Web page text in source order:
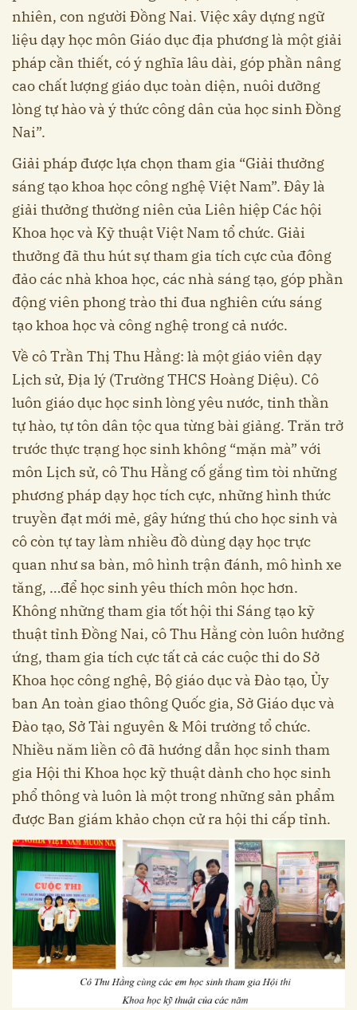
nhiên, con người Đồng Nai. Việc xây dựng ngữ
liệu dạy học môn Giáo dục địa phương là một giải
pháp cần thiết, có ý nghĩa lâu dài, góp phần nâng
cao chất lượng giáo dục toàn diện, nuôi dưỡng
lòng tự hào và ý thức công dân của học sinh Đồng
Nai”.
Giải pháp được lựa chọn tham gia “Giải thưởng
sáng tạo khoa học công nghệ Việt Nam”. Đây là
giải thưởng thường niên của Liên hiệp Các hội
Khoa học và Kỹ thuật Việt Nam tổ chức. Giải
thưởng đã thu hút sự tham gia tích cực của đông
đảo các nhà khoa học, các nhà sáng tạo, góp phần
động viên phong trào thi đua nghiên cứu sáng
tạo khoa học và công nghệ trong cả nước.
Về cô Trần Thị Thu Hằng: là một giáo viên dạy
Lịch sử, Địa lý (Trường THCS Hoàng Diệu). Cô
luôn giáo dục học sinh lòng yêu nước, tinh thần
tự hào, tự tôn dân tộc qua từng bài giảng. Trăn trở
trước thực trạng học sinh không “mặn mà” với
môn Lịch sử, cô Thu Hằng cố gắng tìm tòi những
phương pháp dạy học tích cực, những hình thức
truyền đạt mới mẻ, gây hứng thú cho học sinh và
cô còn tự tay làm nhiều đồ dùng dạy học trực
quan như sa bàn, mô hình trận đánh, mô hình xe
tăng, …để học sinh yêu thích môn học hơn.
Không những tham gia tốt hội thi Sáng tạo kỹ
thuật tỉnh Đồng Nai, cô Thu Hằng còn luôn hưởng
ứng, tham gia tích cực tất cả các cuộc thi do Sở
Khoa học công nghệ, Bộ giáo dục và Đào tạo, Ủy
ban An toàn giao thông Quốc gia, Sở Giáo dục và
Đào tạo, Sở Tài nguyên & Môi trường tổ chức.
Nhiều năm liền cô đã hướng dẫn học sinh tham
gia Hội thi Khoa học kỹ thuật dành cho học sinh
phổ thông và luôn là một trong những sản phẩm
được Ban giám khảo chọn cử ra hội thi cấp tỉnh.